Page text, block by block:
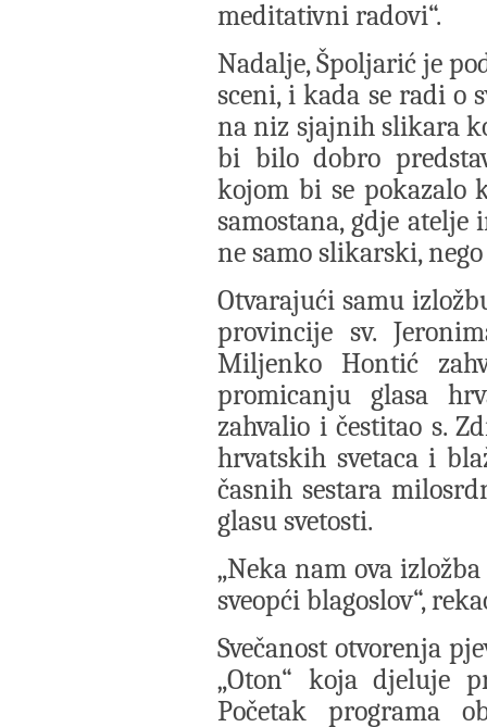
meditativni radovi“.
Nadalje, Špoljarić je
sceni, i kada se radi o
na niz sjajnih slikara
bi bilo dobro
kojom bi se pokazalo
samostana, gdje
ne samo slikarski,
Otvarajući samu
provincije sv.
Miljenko Hontić
promicanju glasa
zahvalio i čestitao s.
hrvatskih svetaca i
časnih sestara
glasu svetosti.
„Neka nam ova
sveopći blagoslov“,
Svečanost otvorenja
„Oton“ koja djeluje
Početak programa